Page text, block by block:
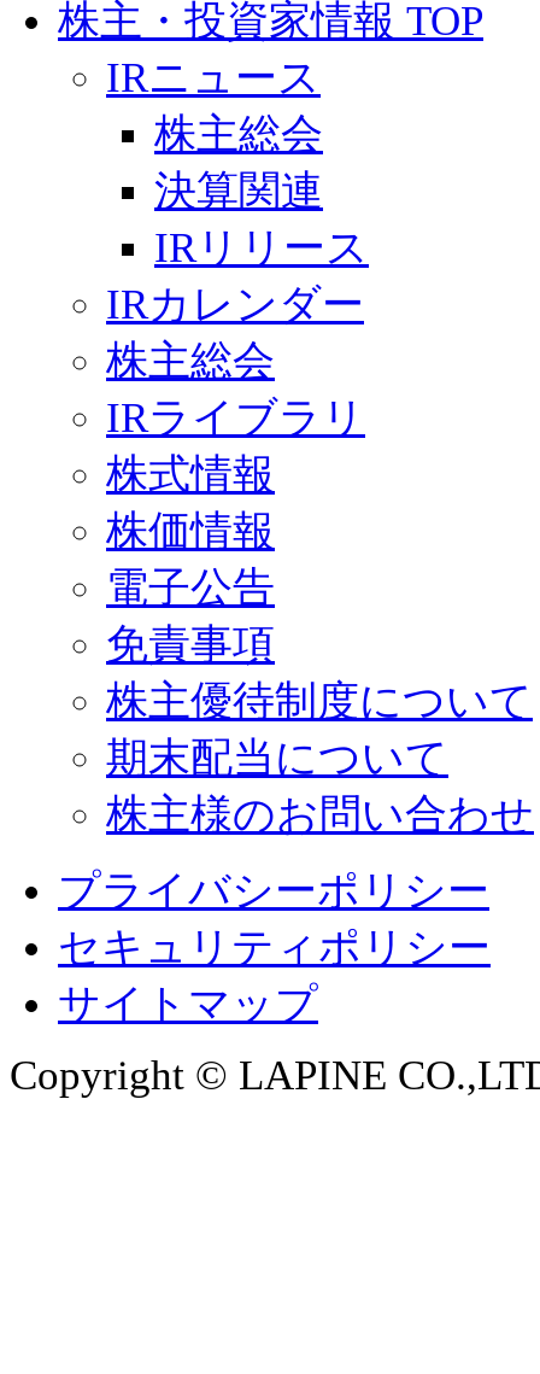
株主・投資家情報 TOP
IRニュース
株主総会
決算関連
IRリリース
IRカレンダー
株主総会
IRライブラリ
株式情報
株価情報
電子公告
免責事項
株主優待制度について
期末配当について
株主様のお問い合わせ
プライバシーポリシー
セキュリティポリシー
サイトマップ
Copyright © LAPINE